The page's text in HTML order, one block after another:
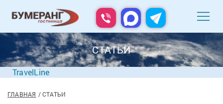
СТАТЬИ
TravelLine
ГЛАВНАЯ СТАТЬИ